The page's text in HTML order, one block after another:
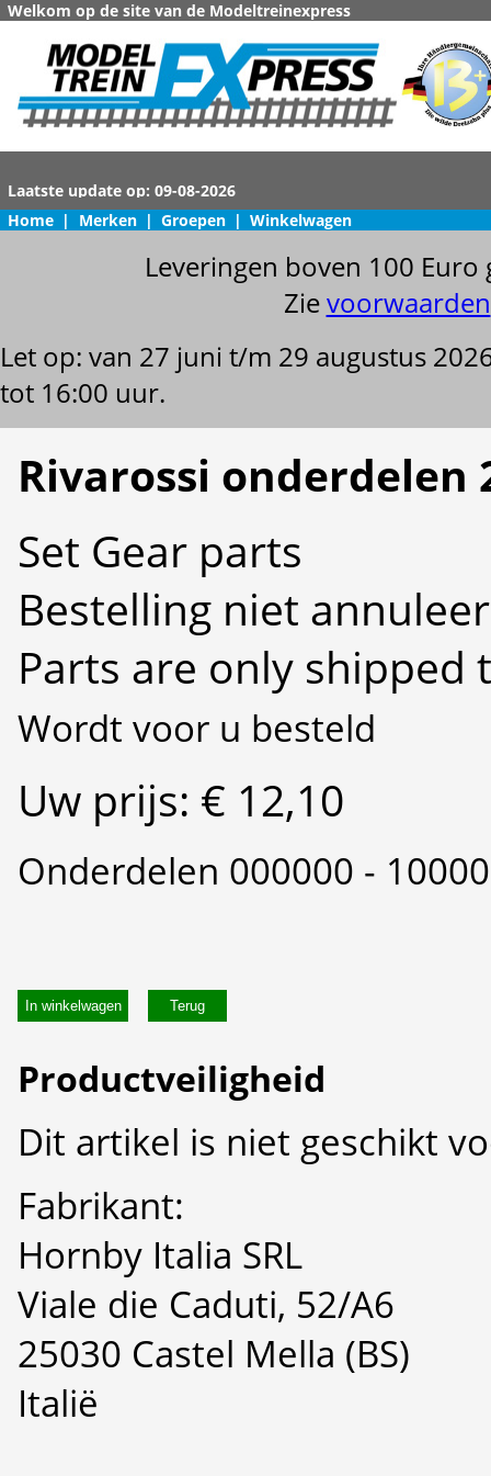
Welkom op de site van de Modeltreinexpress
Home | Merken | Groepen | Winkelwagen
Leveringen boven 100
Zievoorwaarden
Let op: van 27 juni t/m 29 augustus
tot 16:00 uur.
Rivarossi onderdelen
Set Gear parts
Bestelling niet
Parts are only shipped
Wordt voor u besteld
Uw prijs: € 12,10
Onderdelen 000000 -
In winkelwagen
Productveiligheid
Dit artikel is niet geschikt
Fabrikant:
Hornby Italia SRL
Viale die Caduti, 52/A6
25030 Castel Mella (BS)
Italië